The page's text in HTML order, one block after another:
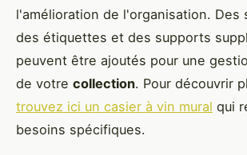
l'amélioration de l'organisation. Des
des étiquettes et des supports
peuvent être ajoutés pour une
de votre collection. Pour découvrir
trouvez ici un casier à vin mural qui
besoins spécifiques.